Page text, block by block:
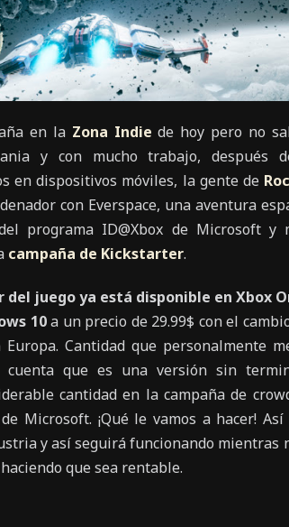
en la Zona Indie de hoy pero no
y con mucho trabajo, después
en dispositivos móviles, la gente de
con Everspace, una aventura
programa ID@Xbox de Microsoft y
campaña de Kickstarter.
juego ya está disponible en Xbox
10a un precio de 29.99$ con el
Europa. Cantidad que personalmente
cuenta que es una versión sin
cantidad en la campaña de
Microsoft. ¡Qué le vamos a hacer! Así
y así seguirá funcionando mientras
que sea rentable.